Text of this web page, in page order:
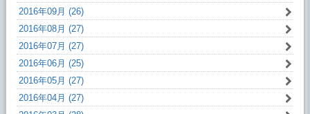
2016年09月 (26)
2016年08月 (27)
2016年07月 (27)
2016年06月 (25)
2016年05月 (27)
2016年04月 (27)